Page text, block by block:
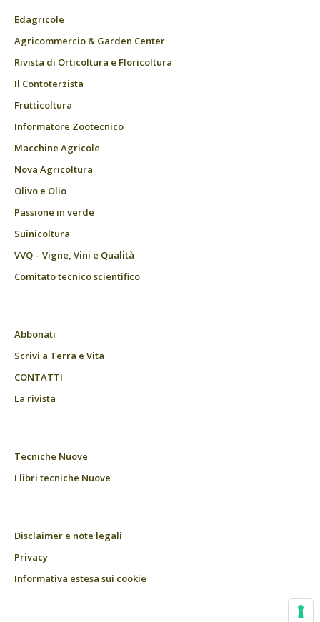
Edagricole
Agricommercio & Garden Center
Rivista di Orticoltura e Floricoltura
Il Contoterzista
Frutticoltura
Informatore Zootecnico
Macchine Agricole
Nova Agricoltura
Olivo e Olio
Passione in verde
Suinicoltura
VVQ – Vigne, Vini e Qualità
Comitato tecnico scientifico
Abbonati
Scrivi a Terra e Vita
CONTATTI
La rivista
Tecniche Nuove
I libri tecniche Nuove
Disclaimer e note legali
Privacy
Informativa estesa sui cookie